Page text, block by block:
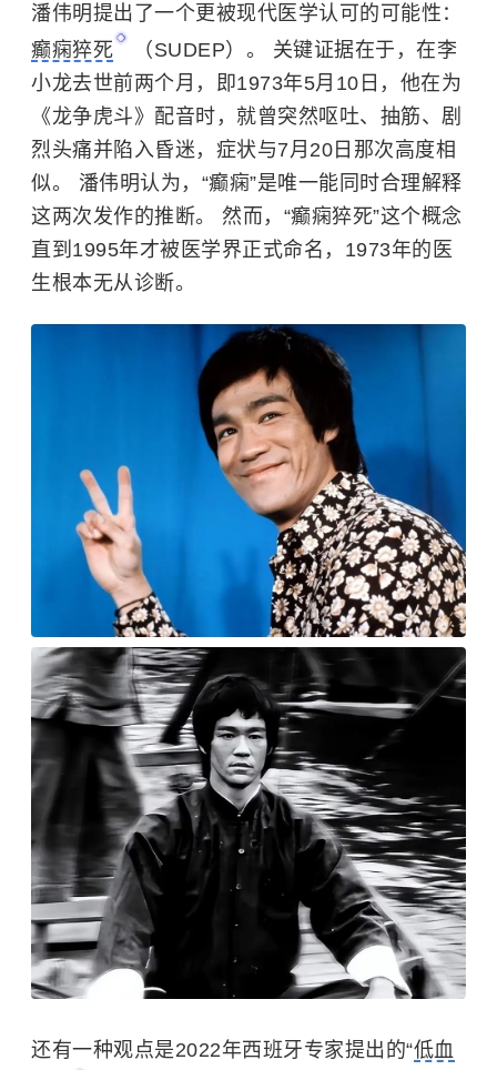
潘伟明提出了一个更被现代医学认可的可能性：
癫痫猝死
（SUDEP）。 关键证据在于，在李
小龙去世前两个月，即1973年5月10日，他在为
《龙争虎斗》配音时，就曾突然呕吐、抽筋、剧
烈头痛并陷入昏迷，症状与7月20日那次高度相
似。 潘伟明认为，“癫痫”是唯一能同时合理解释
这两次发作的推断。 然而，“癫痫猝死”这个概念
直到1995年才被医学界正式命名，1973年的医
生根本无从诊断。
还有一种观点是2022年西班牙专家提出的“低血